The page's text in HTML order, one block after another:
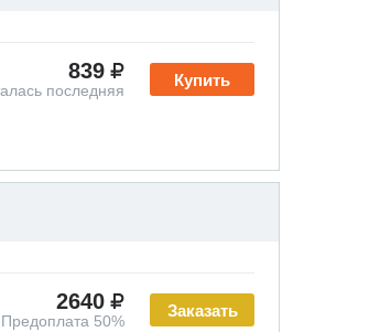
Купить
839
последняя
Заказать
2640
Предоплата 50%